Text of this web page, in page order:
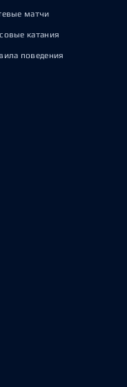
матчи
катания
поведения